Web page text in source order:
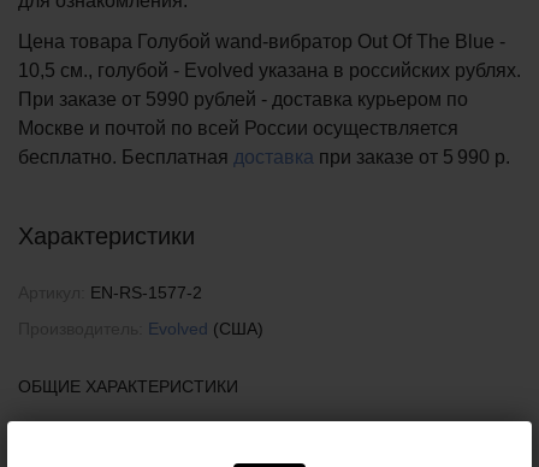
Цена товара Голубой wand-вибратор Out Of The Blue -
10,5 см., голубой - Evolved указана в российских рублях.
При заказе от 5990 рублей - доставка курьером по
Москве и почтой по всей России осуществляется
бесплатно. Бесплатная доставка при заказе от 5 990 р.
Характеристики
EN-RS-1577-2
Evolved (США)
ОБЩИЕ ХАРАКТЕРИСТИКИ